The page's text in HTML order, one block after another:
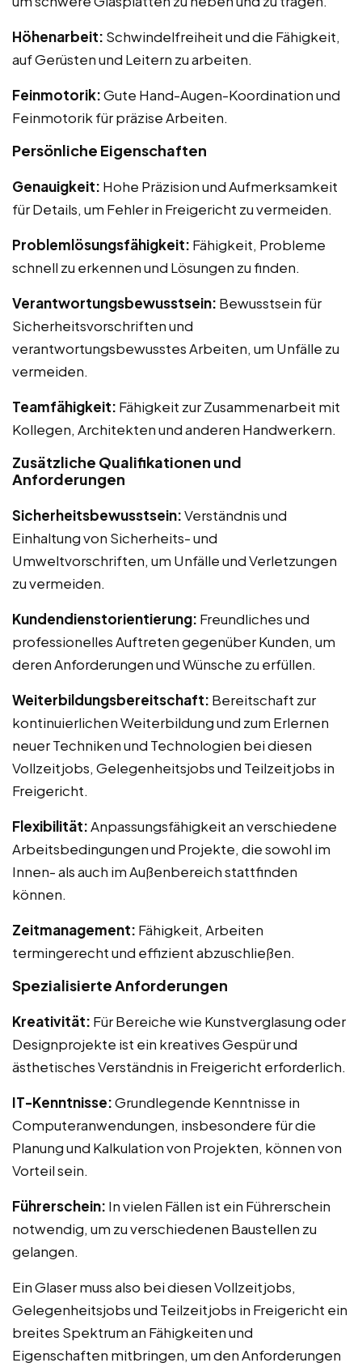
Höhenarbeit: Schwindelfreiheit und die Fähigkeit,
auf Gerüsten und Leitern zu arbeiten.
Feinmotorik:Gute Hand-Augen-Koordination und
Feinmotorik für präzise Arbeiten.
Persönliche Eigenschaften
Genauigkeit: Hohe Präzision und Aufmerksamkeit
für Details, um Fehler in Freigericht zu vermeiden.
Problemlösungsfähigkeit: Fähigkeit, Probleme
schnell zu erkennen und Lösungen zu finden.
Verantwortungsbewusstsein: Bewusstsein für
Sicherheitsvorschriften und
verantwortungsbewusstes Arbeiten, um Unfälle zu
vermeiden.
Teamfähigkeit: Fähigkeit zur Zusammenarbeit mit
Kollegen, Architekten und anderen Handwerkern.
Zusätzliche Qualifikationen und
Anforderungen
Sicherheitsbewusstsein:Verständnis und
Einhaltung von Sicherheits- und
Umweltvorschriften, um Unfälle und Verletzungen
zu vermeiden.
Kundendienstorientierung: Freundliches und
professionelles Auftreten gegenüber Kunden, um
deren Anforderungen und Wünsche zu erfüllen.
Weiterbildungsbereitschaft: Bereitschaft zur
kontinuierlichen Weiterbildung und zum Erlernen
neuer Techniken und Technologien bei diesen
Vollzeitjobs, Gelegenheitsjobs und Teilzeitjobs in
Freigericht.
Flexibilität:Anpassungsfähigkeit an verschiedene
Arbeitsbedingungen und Projekte, die sowohl im
Innen- als auch im Außenbereich stattfinden
können.
Zeitmanagement: Fähigkeit, Arbeiten
termingerecht und effizient abzuschließen.
Spezialisierte Anforderungen
Kreativität: Für Bereiche wie Kunstverglasung oder
Designprojekte ist ein kreatives Gespür und
ästhetisches Verständnis in Freigericht erforderlich.
IT-Kenntnisse:Grundlegende Kenntnisse in
Computeranwendungen, insbesondere für die
Planung und Kalkulation von Projekten, können von
Vorteil sein.
Führerschein: In vielen Fällen ist ein Führerschein
notwendig, um zu verschiedenen Baustellen zu
gelangen.
Ein Glaser muss also bei diesen Vollzeitjobs,
Gelegenheitsjobs und Teilzeitjobs in Freigericht ein
breites Spektrum an Fähigkeiten und
Eigenschaften mitbringen, um den Anforderungen